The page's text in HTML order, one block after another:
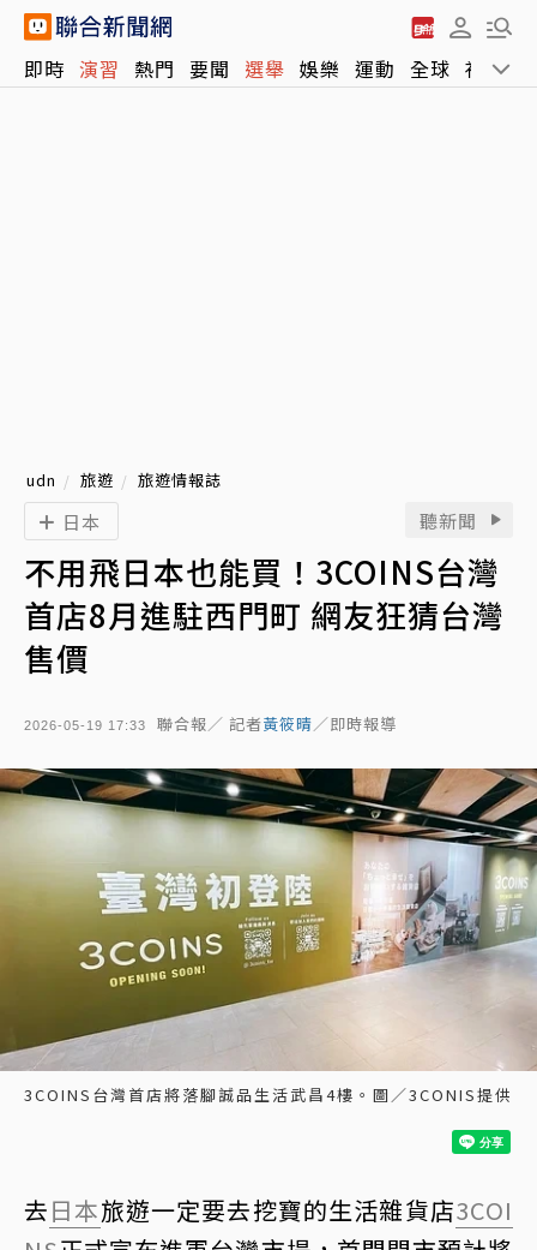
即時 演習 熱門 要聞 選舉 娛樂 運動 全球 社會
udn 旅遊 旅遊情報誌
聽新聞
不用飛日本也能買！3COINS台灣
首店8月進駐西門町 網友狂猜台灣
售價
2026-05-19 17:33 聯合報／ 記者黃筱晴／即時報導
日本
3COINS台灣首店將落腳誠品生活武昌4樓。圖／3CONIS提供
去日本旅遊一定要去挖寶的生活雜貨店3COI